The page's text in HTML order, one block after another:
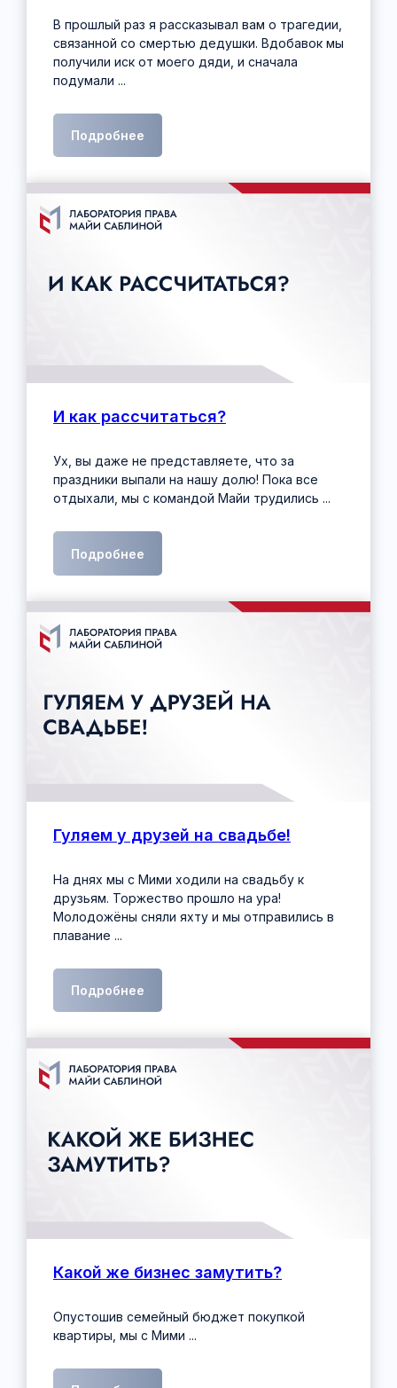
В прошлый раз я рассказывал вам о трагедии,
связанной со смертью дедушки. Вдобавок мы
получили иск от моего дяди, и сначала
подумали ...
Подробнее
И как рассчитаться?
Ух, вы даже не представляете, что за
праздники выпали на нашу долю! Пока все
отдыхали, мы с командой Майи трудились ...
Подробнее
Гуляем у друзей на свадьбе!
На днях мы с Мими ходили на свадьбу к
друзьям. Торжество прошло на ура!
Молодожёны сняли яхту и мы отправились в
плавание ...
Подробнее
Какой же бизнес замутить?
Опустошив семейный бюджет покупкой
квартиры, мы с Мими ...